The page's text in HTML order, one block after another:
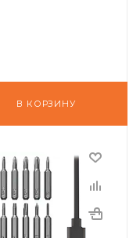
В КОРЗИНУ